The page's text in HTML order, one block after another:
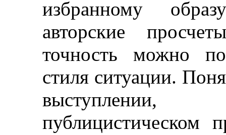
избранному
авторские
точность можно
стиля ситуации.
выступлении,
публицистическом